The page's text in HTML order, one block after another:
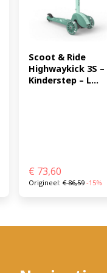
Scoot & Ride
Highwaykick 3S –
Kinderstep – L...
€ 73,60
Origineel:€86,59 -15%